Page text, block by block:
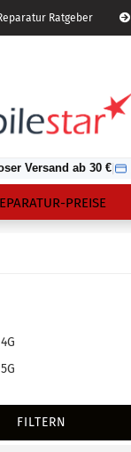
Ratgeber
Versand ab 30 €
PREISE
FILTERN